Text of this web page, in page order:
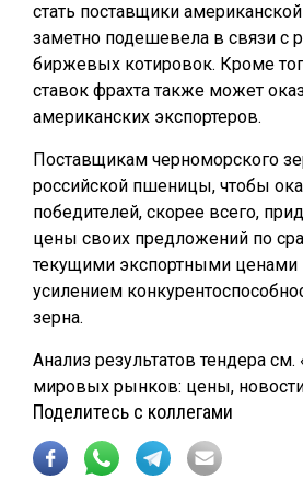
стать поставщики
заметно подешевела в связи с
биржевых котировок. Кроме
ставок фрахта также может
американских экспортеров.
Поставщикам черноморского
российской пшеницы, чтобы
победителей, скорее всего,
цены своих предложений по
текущими экспортными ценами
усилением
зерна.
Анализ результатов тендера
мировых рынков: цены,
Поделитесь с коллегами